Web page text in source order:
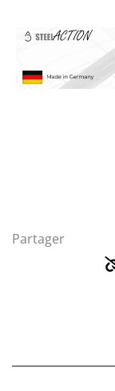
Partager